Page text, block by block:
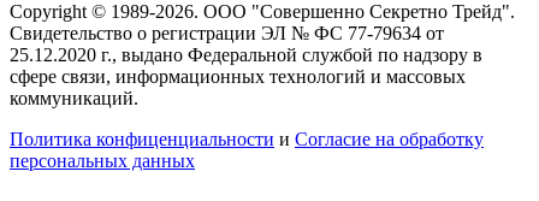
Copyright © 1989-2026. ООО "Совершенно Секретно Трейд".
Свидетельство о регистрации ЭЛ № ФС 77-79634 от
25.12.2020 г., выдано Федеральной службой по надзору в
сфере связи, информационных технологий и массовых
коммуникаций.
Политика конфиценциальности и Согласие на обработку
персональных данных